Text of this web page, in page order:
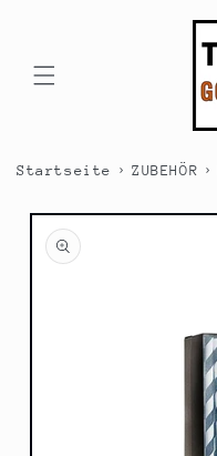
Startseite › ZUBEHÖR ›